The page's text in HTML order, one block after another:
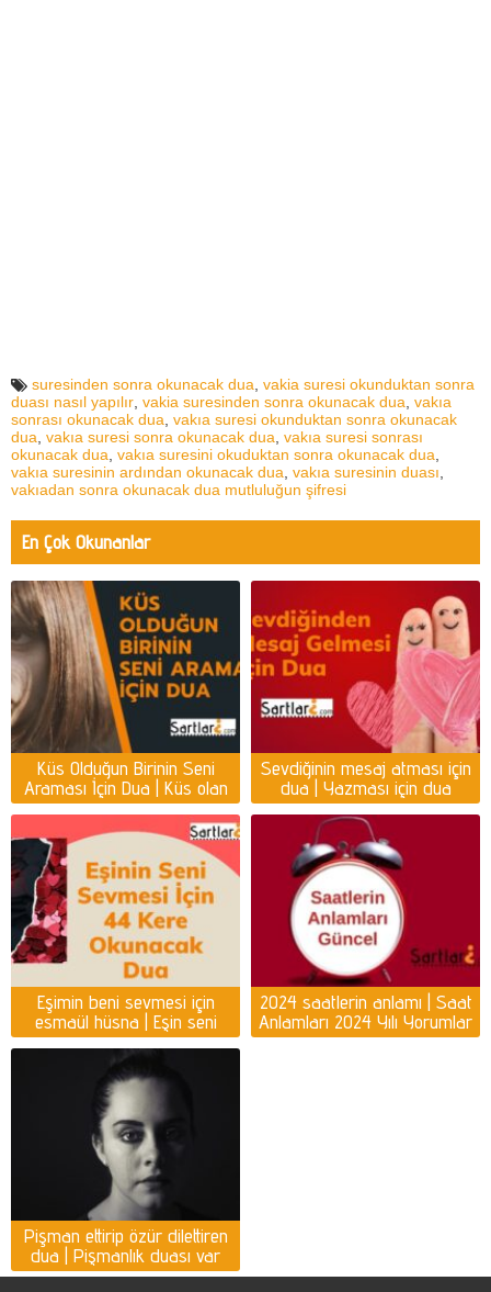
suresinden sonra okunacak dua, vakia suresi okunduktan sonra
duası nasıl yapılır, vakia suresinden sonra okunacak dua, vakıa
sonrası okunacak dua, vakıa suresi okunduktan sonra okunacak
dua, vakıa suresi sonra okunacak dua, vakıa suresi sonrası
okunacak dua, vakıa suresini okuduktan sonra okunacak dua,
vakıa suresinin ardından okunacak dua, vakıa suresinin duası,
vakıadan sonra okunacak dua mutluluğun şifresi
En Çok Okunanlar
Küs Olduğun Birinin Seni
Araması İçin Dua | Küs olan
kişiyi ayağına getirmek için
dua
Sevdiğinin mesaj atması için
dua | Yazması için dua
Eşimin beni sevmesi için
esmaül hüsna | Eşin seni
sevmesi için dua
2024 saatlerin anlamı | Saat
Anlamları 2024 Yılı Yorumlar
Pişman ettirip özür dilettiren
dua | Pişmanlık duası var
mı?